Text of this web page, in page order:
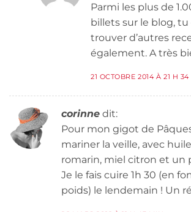
Parmi les plus de
billets sur le blog,
trouver d’autres
également. A très
21 OCTOBRE 2014 À 21 H
corinne dit:
Pour mon gigot de
mariner la veille, avec
romarin, miel citron et un
Je le fais cuire 1h 30 (en
poids) le lendemain ! Un